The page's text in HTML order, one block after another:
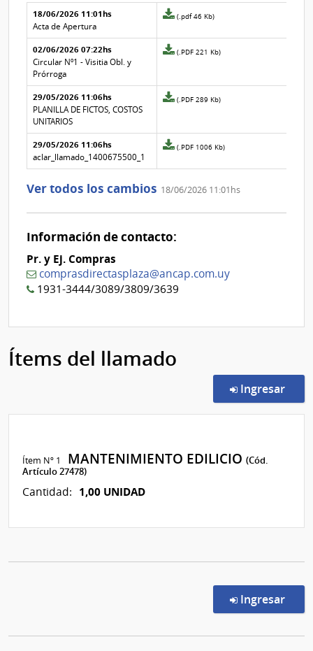
Aclaraciones del llamado
Fecha y
texto de
la
aclaración
Archivo
de la
aclaración
18/06/2026 11:01hs
Acta de Apertura
Archivo
de
la
3
(.pdf 46 Kb)
02/06/2026 07:22hs
Circular Nº1 - Visitia Obl. y
Prórroga
Archivo
la
aclaración
(.PDF 221 Kb)
29/05/2026 11:06hs
PLANILLA DE FICTOS, COSTOS
UNITARIOS
Archivo
la
aclaración
1
(.PDF 289 Kb)
29/05/2026 11:06hs
aclar_llamado_1400675500_1
Archivo
de
aclaración
0
(.PDF 1006 Kb)
Ver todos los cambios 18/06/2026 11:01hs
Información de contacto:
Pr. y Ej. Compras
comprasdirectasplaza@ancap.com.uy
1931-3444/3089/3809/3639
Ítems del llamado
Ingresar
Ítem Nº 1 MANTENIMIENTO EDILICIO(Cód.
Artículo 27478)
Cantidad: 1,00 UNIDAD
Ingresar